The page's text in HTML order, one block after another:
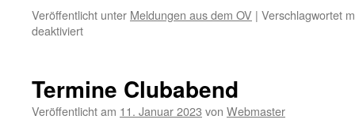
Veröffentlicht unter Meldungen aus dem OV | Verschlagwortet
deaktiviertfür
–
1.
Termine Clubabend
Veröffentlicht am 11. Januar 2023 von Webmaster